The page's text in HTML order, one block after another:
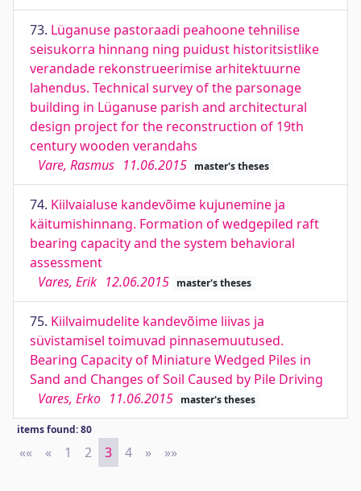
73. Lüganuse pastoraadi peahoone tehnilise
seisukorra hinnang ning puidust historitsistlike
verandade rekonstrueerimise arhitektuurne
lahendus. Technical survey of the parsonage
building in Lüganuse parish and architectural
design project for the reconstruction of 19th
century wooden verandahs
Vare, Rasmus 11.06.2015 master's theses
74. Kiilvaialuse kandevõime kujunemine ja
käitumishinnang. Formation of wedgepiled raft
bearing capacity and the system behavioral
assessment
Vares, Erik 12.06.2015 master's theses
75. Kiilvaimudelite kandevõime liivas ja
süvistamisel toimuvad pinnasemuutused.
Bearing Capacity of Miniature Wedged Piles in
Sand and Changes of Soil Caused by Pile Driving
Vares, Erko 11.06.2015 master's theses
items found: 80
«« First
« Previous
1 2 3 4 » Next
»»